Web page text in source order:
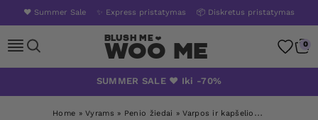
❤️ Summer Sale ✨ Express pristatymas 📦 Diskretus pristatymas
Woo Me 0
SUMMER SALE ❤️ Iki -70%
Home »Vyrams » Penio žiedai »Varpos ir kapšelio žiedai